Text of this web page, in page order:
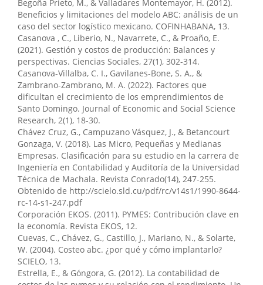
Evaluación de los sistemas y herramientas de control
interno para la prevención del fraude. Horizon Nexus
Journal, 1(3), 28.
10.70881/hnj/v1/n3/22
Richard Fernando Hurtado-Guevara, Jorge Hernan
Almeida-Blacio (2023)
La influencia de las regulaciones fiscales en los
sistemas contables mediante un análisis exploratorio
bibliográfico. Multidisciplinary Collaborative Journal,
1(4), 1.
10.70881/mcj/v1/n4/22
Ramiro Andrés Andino-Jaramillo, Dayana Lisbeth
Palacios-Soledispa
(2023)
Investigación para la aplicación de una estrategia de
mejoramiento del clima laboral en una unidad
educativa. Journal of Economic and Social Science
Research, 3(3), 52.
10.55813/gaea/jessr/v3/n3/73
Begoña Prieto, M., & Valladares Montemayor, H. (2012).
Beneficios y limitaciones del modelo ABC: análisis de un
caso del sector logístico mexicano. COFINHABANA, 13.
Casanova , C., Liberio, N., Navarrete, C., & Proaño, E.
(2021). Gestión y costos de producción: Balances y
perspectivas. Ciencias Sociales, 27(1), 302-314.
Casanova-Villalba, C. I., Gavilanes-Bone, S. A., &
Zambrano-Zambrano, M. A. (2022). Factores que
dificultan el crecimiento de los emprendimientos de
Santo Domingo. Journal of Economic and Social Science
Research, 2(1), 18-30.
Chávez Cruz, G., Campuzano Vásquez, J., & Betancourt
Gonzaga, V. (2018). Las Micro, Pequeñas y Medianas
Empresas. Clasificación para su estudio en la carrera de
Ingeniería en Contabilidad y Auditoría de la Universidad
Técnica de Machala. Revista Conrado(14), 247-255.
Obtenido de http://scielo.sld.cu/pdf/rc/v14s1/1990-8644-
rc-14-s1-247.pdf
Corporación EKOS. (2011). PYMES: Contribución clave en
la economía. Revista EKOS, 12.
Cuevas, C., Chávez, G., Castillo, J., Mariano, N., & Solarte,
W. (2004). Costeo abc. ¿por qué y cómo implantarlo?
SCIELO, 13.
Estrella, E., & Góngora, G. (2012). La contabilidad de